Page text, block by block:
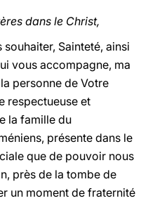
dans le Christ,
Sainteté, ainsi
vous accompagne, ma
personne de Votre
respectueuse et
la famille du
présente dans le
que de pouvoir nous
près de la tombe de
un moment de fraternité